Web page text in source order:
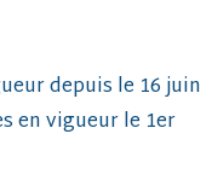
depuis le 16 juin
en vigueur le 1er